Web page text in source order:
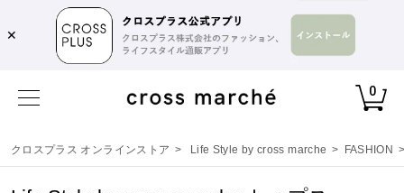
✕
0
クロスプラス オンラインストア > Life Style by cross marche > FASHION